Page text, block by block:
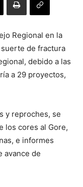
Regional en la
de fractura
debido a las
a 29 proyectos,
y reproches, se
los cores al Gore,
e informes
avance de